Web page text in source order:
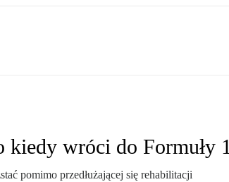
wróci do Formuły 1
pomimo przedłużającej się rehabilitacji